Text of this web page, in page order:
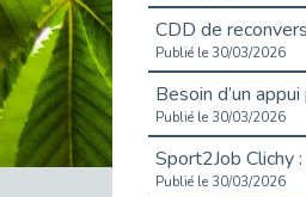
Publié le 30/03/2026
Publié le 30/03/2026
Publié le 30/03/2026